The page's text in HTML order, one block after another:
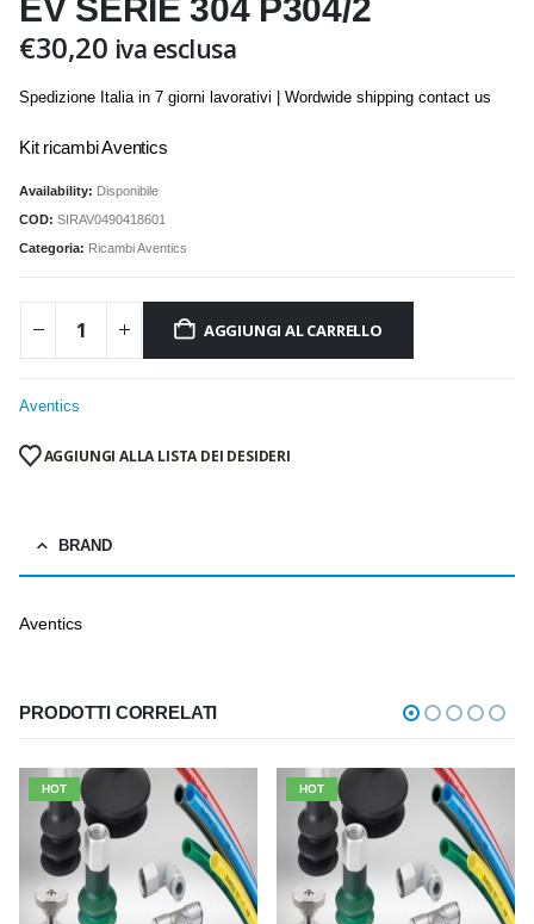
EV SERIE 304 P304/2
€30,20 iva esclusa
Spedizione Italia in 7 giorni lavorativi | Wordwide shipping contact us
Kit ricambi Aventics
Availability: Disponibile
COD: SIRAV0490418601
Categoria: Ricambi Aventics
AGGIUNGI AL CARRELLO
Aventics
AGGIUNGI ALLA LISTA DEI DESIDERI
BRAND
Aventics
PRODOTTI CORRELATI
HOT HOT